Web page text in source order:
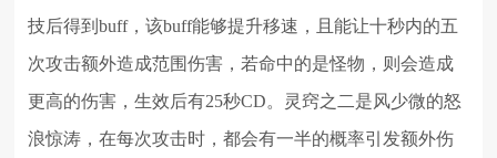
技后得到buff，该buff能够提升移速，且能让十秒内的五
次攻击额外造成范围伤害，若命中的是怪物，则会造成
更高的伤害，生效后有25秒CD。灵窍之二是风少微的怒
浪惊涛，在每次攻击时，都会有一半的概率引发额外伤